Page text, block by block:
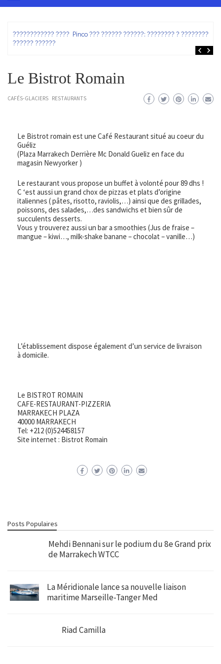
???????????? ???? Pinco ??? ?????? ??????: ???????? ? ???????? ?
?????? ??????
Le Bistrot Romain
CAFÉS-GLACIERS RESTAURANTS
Le Bistrot romain est une Café Restaurant situé au coeur du
Guéliz
(Plaza Marrakech Derrière Mc Donald Gueliz en face du
magasin Newyorker )
Le restaurant vous propose un buffet à volonté pour 89 dhs !
C ‘est aussi un grand chox de pizzas et plats d’origine
italiennes ( pâtes, risotto, raviolis,…) ainsi que des grillades,
poissons, des salades,…des sandwichs et bien sûr de
succulents desserts.
Vous y trouverez aussi un bar a smoothies (Jus de fraise –
mangue – kiwi…, milk-shake banane – chocolat – vanille…)
L’établissement dispose également d’un service de livraison
à domicile.
Le BISTROT ROMAIN
CAFE-RESTAURANT-PIZZERIA
MARRAKECH PLAZA
40000 MARRAKECH
Tel: +212 (0)524458157
Site internet : Bistrot Romain
Posts Populaires
Mehdi Bennani sur le podium du 8e Grand prix
de Marrakech WTCC
La Méridionale lance sa nouvelle liaison
maritime Marseille-Tanger Med
Riad Camilla